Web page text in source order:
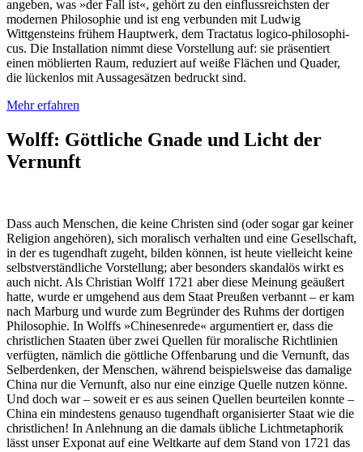
angeben, was »der Fall ist«, gehört zu den einflussreichsten der
modernen Philosophie und ist eng verbunden mit Ludwig
Wittgensteins frühem Hauptwerk, dem Tractatus logico-phi­lo­so­phi­
cus. Die Installation nimmt diese Vorstellung auf: sie präsentiert
einen möblierten Raum, reduziert auf weiße Flächen und Quader,
die lückenlos mit Aussagesätzen bedruckt sind.
Mehr erfahren
Wolff: Göttliche Gnade und Licht der
Vernunft
Dass auch Menschen, die keine Christen sind (oder sogar gar keiner
Religion angehören), sich moralisch verhalten und eine Gesellschaft,
in der es tugendhaft zugeht, bilden können, ist heute vielleicht keine
selbstverständliche Vorstellung; aber besonders skandalös wirkt es
auch nicht. Als Christian Wolff 1721 aber diese Meinung geäußert
hatte, wurde er umgehend aus dem Staat Preußen verbannt – er kam
nach Marburg und wurde zum Begründer des Ruhms der dortigen
Philosophie. In Wolffs »Chinesenrede« argumentiert er, dass die
christlichen Staaten über zwei Quellen für moralische Richtlinien
verfügten, nämlich die göttliche Offenbarung und die Vernunft, das
Selberdenken, der Menschen, während beispielsweise das damalige
China nur die Vernunft, also nur eine einzige Quelle nutzen könne.
Und doch war – soweit er es aus seinen Quellen beurteilen konnte –
China ein mindestens genauso tugendhaft organisierter Staat wie die
christlichen! In Anlehnung an die damals übliche Lichtmetaphorik
lässt unser Exponat auf eine Weltkarte auf dem Stand von 1721 das